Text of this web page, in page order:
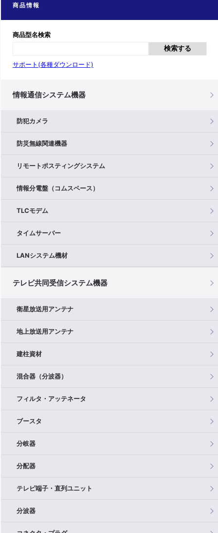
商品情報
商品型名検索
検索する
サポート(各種ダウンロード)
情報通信システム機器
防犯カメラ
防災無線関連機器
リモートポスティングシステム
情報分電盤（コムスペース）
TLCモデム
タイムサーバー
LANシステム機材
テレビ共同受信システム機器
衛星放送用アンテナ
地上放送用アンテナ
建柱資材
混合器（分波器）
フィルタ・アッテネータ
ブースタ
分岐器
分配器
テレビ端子・直列ユニット
分波器